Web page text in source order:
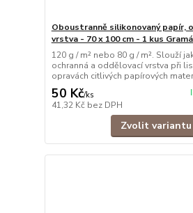
Oboustranně silikonovaný papír,
vrstva - 70 x 100 cm - 1 kus
120 g / m² nebo 80 g / m². Slouží
ochranná a oddělovací vrstva při
opravách citlivých papírových
50 Kč/ks
41,32 Kč bez DPH
Zvolit variantu